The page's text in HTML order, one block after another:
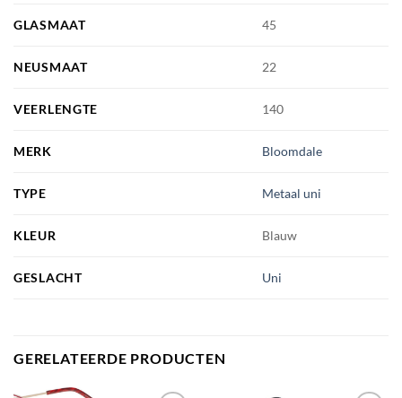
GLASMAAT 45
NEUSMAAT 22
VEERLENGTE 140
MERK Bloomdale
TYPE Metaal uni
KLEUR Blauw
GESLACHT Uni
GERELATEERDE PRODUCTEN